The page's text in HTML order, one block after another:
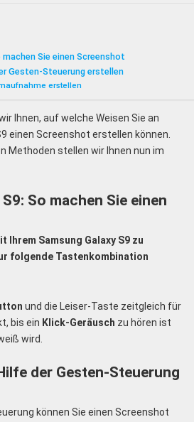
machen Sie einen Screenshot
Gesten-Steuerung erstellen
erstellen
Ihnen, auf welche Weisen Sie an
einen Screenshot erstellen können.
Methoden stellen wir Ihnen nun im
So machen Sie einen
Ihrem Samsung Galaxy S9 zu
folgende Tastenkombination
und die Leiser-Taste zeitgleich für
bis ein Klick-Geräusch zu hören ist
wird.
der Gesten-Steuerung
können Sie einen Screenshot